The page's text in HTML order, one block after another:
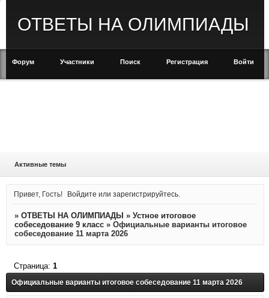
ОТВЕТЫ НА ОЛИМПИАДЫ
Форум Участники Поиск Регистрация Войти
Активные темы
Привет, Гость! Войдите илизарегистрируйтесь
» ОТВЕТЫ НА ОЛИМПИАДЫ » Устное итоговое
собеседование 9 класс » Официальные варианты итоговое
собеседование 11 марта 2026
Официальные варианты итоговое собеседование 11 марта 2026
Страница: 1